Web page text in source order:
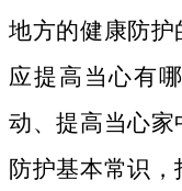
地方的健康防
应提高当心有
动、提高当心
防护基本常识